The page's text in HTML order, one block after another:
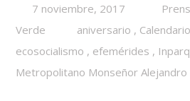
7 noviembre, 2017
Verde
aniversario ,
ecosocialismo , efemérides ,
Metropolitano Monseñor Alejandro